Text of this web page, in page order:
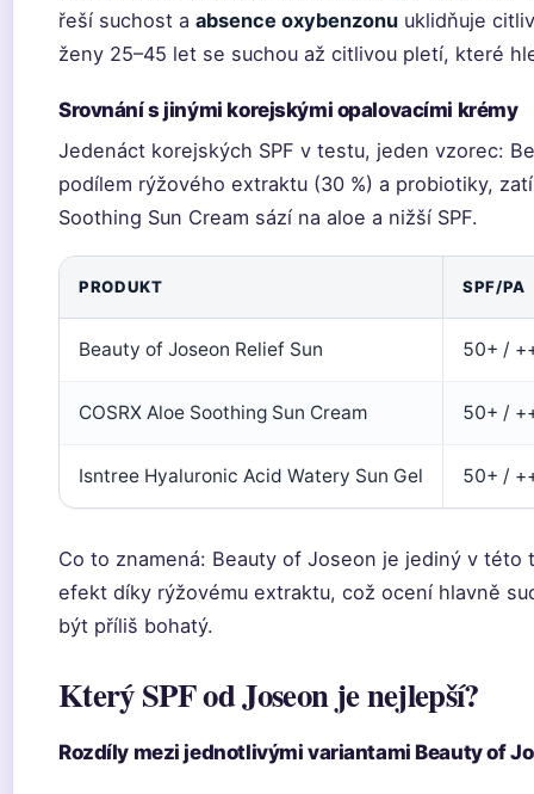
řeší suchost a absence oxybenzonu uklidňuje
ženy 25–45 let se suchou až citlivou pletí, které
Srovnání s jinými korejskými opalovacími krémy
Jedenáct korejských SPF v testu, jeden vzorec:
podílem rýžového extraktu (30 %) a probiotiky,
Soothing Sun Cream sází na aloe a nižší SPF.
PRODUKT SPF/PA
Beauty of Joseon Relief Sun 50+ /
COSRX Aloe Soothing Sun Cream 50+ /
Isntree Hyaluronic Acid Watery Sun Gel 50+ /
Co to znamená: Beauty of Joseon je jediný v
efekt díky rýžovému extraktu, což ocení hlavně
být příliš bohatý.
Který SPF od Joseon je nejlepší?
Rozdíly mezi jednotlivými variantami Beauty of